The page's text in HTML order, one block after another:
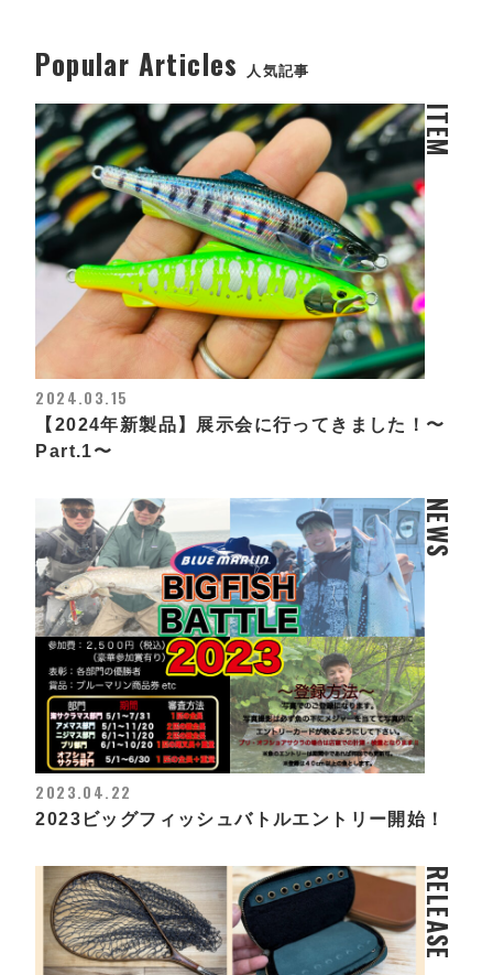
Popular Articles 人気記事
ITEM
2024.03.15
【2024年新製品】展示会に行ってきました！〜
Part.1〜
NEWS
2023.04.22
2023ビッグフィッシュバトルエントリー開始！
RELEASE